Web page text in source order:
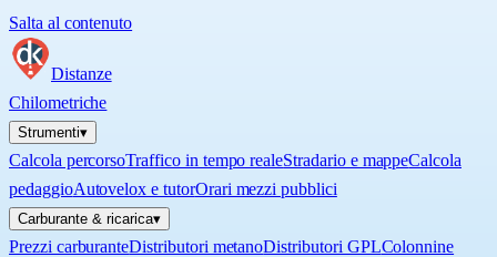
Salta al contenuto
Distanze
Chilometriche
Strumenti▾
Calcola percorsoTraffico in tempo realeStradario e mappeCalcola
pedaggioAutovelox e tutorOrari mezzi pubblici
Carburante & ricarica▾
Prezzi carburanteDistributori metanoDistributori GPLColonnine